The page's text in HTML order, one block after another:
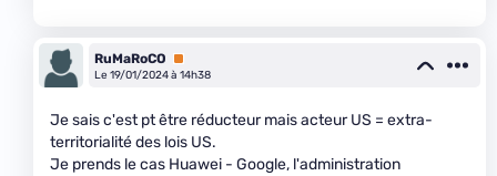
RuMaRoCO
Premium
Le 19/01/2024 à 14h38
Je sais c'est pt être réducteur mais acteur US = extra-
territorialité des lois US.
Je prends le cas Huawei - Google, l'administration